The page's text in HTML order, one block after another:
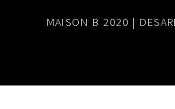
MAISON B 2020 |